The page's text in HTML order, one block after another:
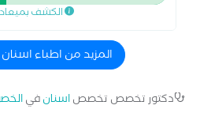
الكشف
المزيد من اطباء
دكتور تخصص تخصصاسنانفي